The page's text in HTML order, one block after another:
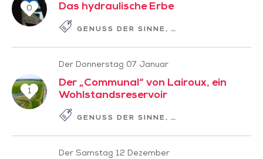
0 Das hydraulische Erbe
GENUSS DER SINNE LANGSAMER
1
Der Donnerstag 07 Januar
Der „Communal“ von Lairoux, ein
Wohlstandsreservoir
GENUSS DER SINNE GESCHICHTE ZUM
Der Samstag 12 Dezember